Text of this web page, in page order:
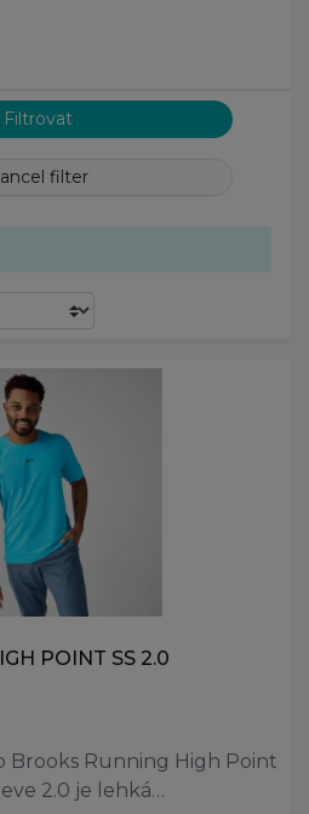
filter
POINT SS 2.0
Brooks Running High Point
2.0 je lehká…